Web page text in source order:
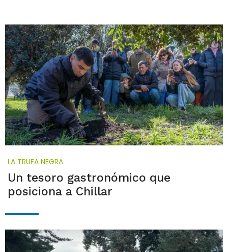
LA TRUFA NEGRA
Un tesoro gastronómico que
posiciona a Chillar